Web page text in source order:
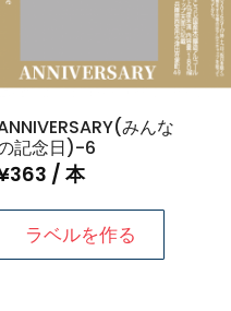
みんな
記念日)-6
363 / 本
ラベルを作る